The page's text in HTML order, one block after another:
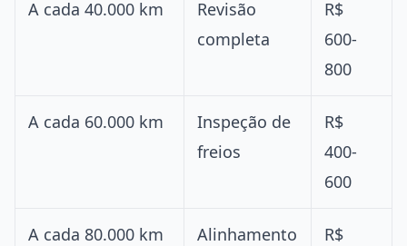
A cada 40.000 km
Revisão
completa
R$
600-
800
A cada 60.000 km
Inspeção de
freios
R$
400-
600
A cada 80.000 km
Alinhamento
R$